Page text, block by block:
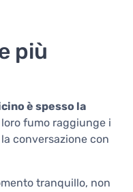
più
è spesso la
fumo raggiunge i
conversazione con
tranquillo, non